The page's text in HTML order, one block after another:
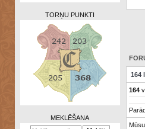
Zināšanu
TORŅU PUNKTI
MEKLĒŠANA
164
164